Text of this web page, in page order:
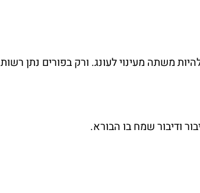
משתה מעינוי לעונג. ורק בפורים נתן רשות
ודיבור שמח בו הבורא.